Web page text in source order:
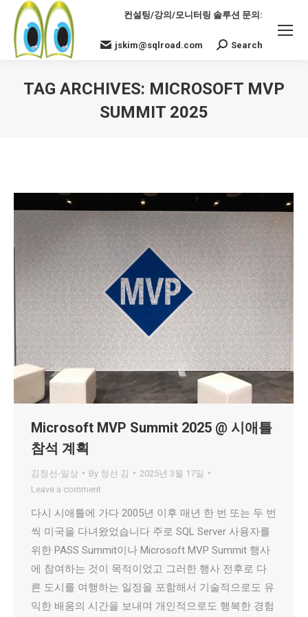
컨설팅/강의/모니터링 솔루션 문의:
jskim@sqlroad.com Search:
Search
TAG ARCHIVES: MICROSOFT MVP
SUMMIT 2025
Microsoft MVP Summit 2025 @ 시애틀
참석 계획
김정선-일상 By 정선 김
2025년 3월 17일
Leave a comment
다시 시애틀에 가다 2005년 이후 매년 한 번 또는 두 번
씩 미국을 다녀왔었습니다 주로 SQL Server 사용자를
위한 PASS Summit이나 Microsoft MVP Summit 행사
에 참여하는 것이 목적이었고 그러한 행사 전후로 다
른 도시를 여행하는 일정을 포함해서 기술적으로도 유
익한 배움의 시간을 보내며 개인적으로도 행복한 경험